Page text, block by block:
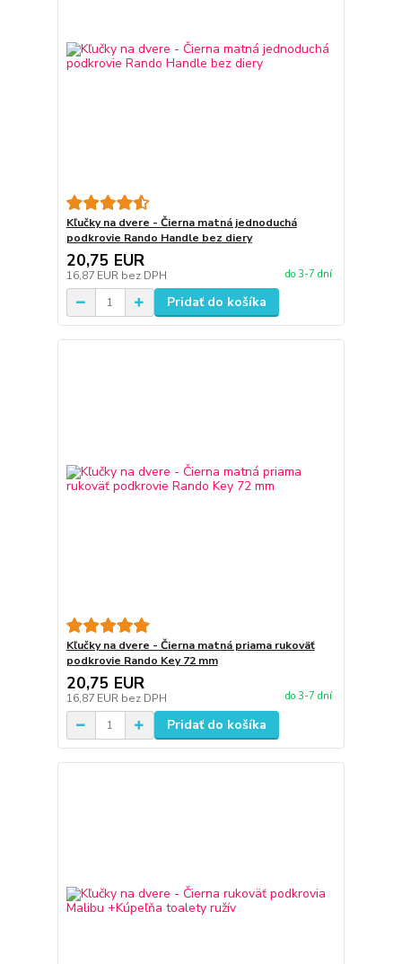
Kľučky na dvere - Čierna matná jednoduchá
podkrovie Rando Handle bez diery
20,75 EUR
16,87 EUR bez DPH do 3-7 dní
Pridať do košíka
Kľučky na dvere - Čierna matná priama rukoväť
podkrovie Rando Key 72 mm
20,75 EUR
16,87 EUR bez DPH do 3-7 dní
Pridať do košíka